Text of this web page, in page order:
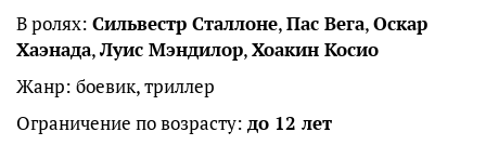
В ролях: Сильвестр Сталлоне,Пас Вега,Оскар
Хаэнада,Луис Мэндилор,Хоакин Косио
Жанр: боевик, триллер
Ограничение по возрасту: до 12 лет